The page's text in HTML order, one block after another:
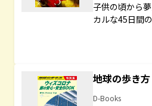
子供の頃から
カルな45日間
地球の歩き
D-Books